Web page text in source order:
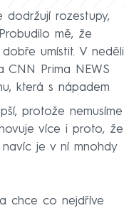
rozestupy,
mě, že
umístit. V neděli
CNN Prima NEWS
která s nápadem
protože nemusíme
více i proto, že
je v ní mnohdy
chce co nejdříve